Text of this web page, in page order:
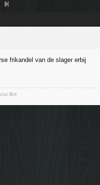
frikandel van de slager erbij
like